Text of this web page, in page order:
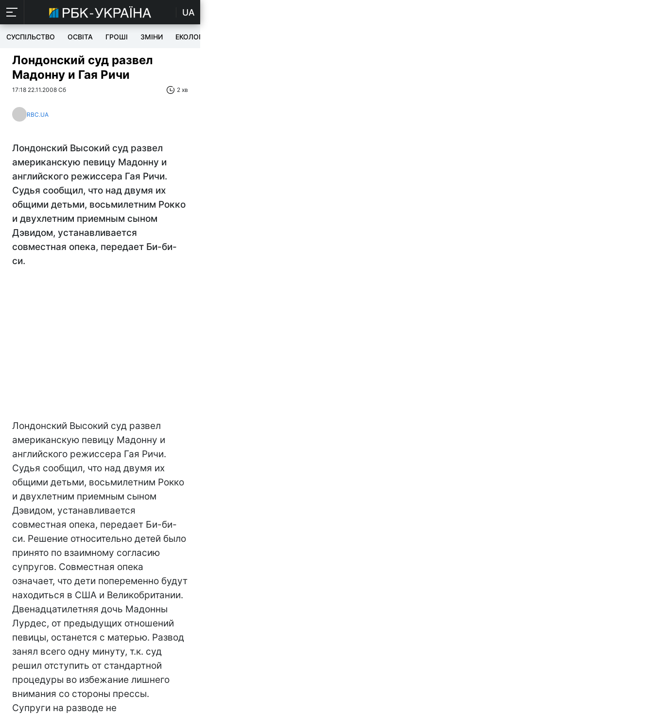
UA
СУСПІЛЬСТВО ОСВІТА ГРОШІ ЗМІНИ ЕКОЛОГІЯ
Лондонский суд развел
Мадонну и Гая Ричи
17:18 22.11.2008 Сб 2 хв
RBC.UA
Лондонский Высокий суд развел
американскую певицу Мадонну и
английского режиссера Гая Ричи.
Судья сообщил, что над двумя их
общими детьми, восьмилетним Рокко
и двухлетним приемным сыном
Дэвидом, устанавливается
совместная опека, передает Би-би-
си.
Лондонский Высокий суд развел
американскую певицу Мадонну и
английского режиссера Гая Ричи.
Судья сообщил, что над двумя их
общими детьми, восьмилетним Рокко
и двухлетним приемным сыном
Дэвидом, устанавливается
совместная опека, передает Би-би-
си. Решение относительно детей было
принято по взаимному согласию
супругов. Совместная опека
означает, что дети попеременно будут
находиться в США и Великобритании.
Двенадцатилетняя дочь Мадонны
Лурдес, от предыдущих отношений
певицы, останется с матерью. Развод
занял всего одну минуту, т.к. суд
решил отступить от стандартной
процедуры во избежание лишнего
внимания со стороны прессы.
Супруги на разводе не